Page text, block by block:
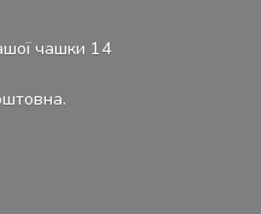
чашки 14